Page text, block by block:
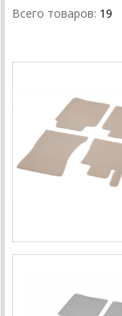
Всего товаров: 19